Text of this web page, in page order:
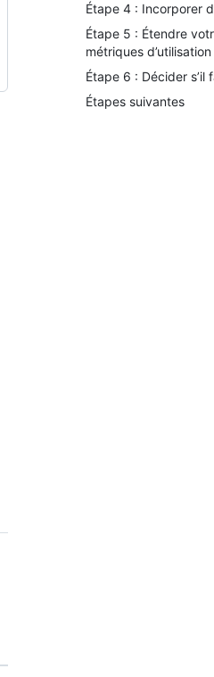
Étape 4 : Incorporer
Étape 5 : Étendre
métriques d’utilisation
Étape 6 : Décider
Étapes suivantes